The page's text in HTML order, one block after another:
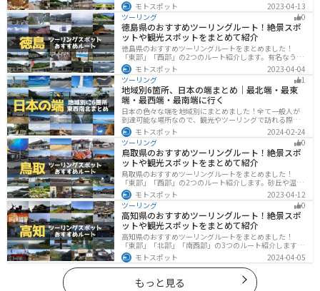
遺跡、温泉地など魅力に溢れるスポットが多数ありま
す。バイクで福井県にツーリングに行く際は参考にして
ください。
モトスポット
2023-04-13
ツーリング
0
徳島県のおすすめツーリングルート！絶景スポ
ットや観光スポットをまとめて紹介
徳島県のおすすめツーリングルートをまとめました！
「東部」「西部」の2つのルート紹介します。有名なうず
しおや山を中心とした自然豊かなスポットが多数ありま
す。バイクで徳島県にツーリングに行く際は参考にして
ください。
モトスポット
2023-04-04
ツーリング
1
地域別6箇所、日本の端まとめ｜最北端・最東
端・最西端・最南端に行く
日本の色々な端を地域別にまとめました！全て一般人が
到達可能な場所なので、観光やツーリングで訪れる際の
参考にしてください。
モトスポット
2024-02-24
ツーリング
0
鳥取県のおすすめツーリングルート！絶景スポ
ットや観光スポットをまとめて紹介
鳥取県のおすすめツーリングルートをまとめました！
「東部」「西部」の2つのルート紹介します。砂丘や温泉
地、歴史ある城跡など魅力溢れるスポットが多数あるの
で楽しめます。バイクで鳥取県にツーリングに行く際は
参考にしてください。
モトスポット
2023-04-12
ツーリング
0
高知県のおすすめツーリングルート！絶景スポ
ットや観光スポットをまとめて紹介
高知県のおすすめツーリングルートをまとめました！
「東部」「北部」「南西部」の3つのルート紹介します。
山と海どちらも楽しめるスポットが多数あり、様々な楽
しみ方ができます。バイクで高知県にツーリングに行く
際は参考にしてください。
モトスポット 2024-04-05
もっと見る